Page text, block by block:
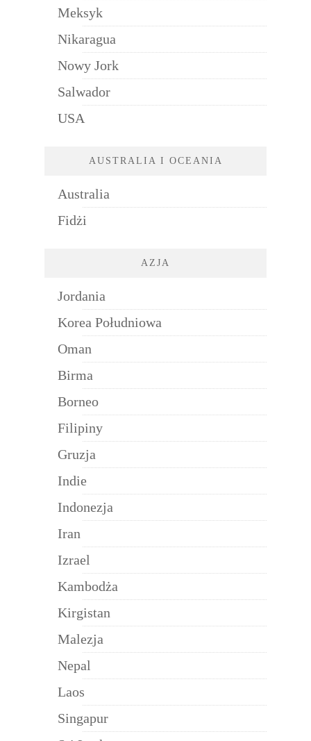
Meksyk
Nikaragua
Nowy Jork
Salwador
USA
AUSTRALIA I OCEANIA
Australia
Fidżi
AZJA
Jordania
Korea Południowa
Oman
Birma
Borneo
Filipiny
Gruzja
Indie
Indonezja
Iran
Izrael
Kambodża
Kirgistan
Malezja
Nepal
Laos
Singapur